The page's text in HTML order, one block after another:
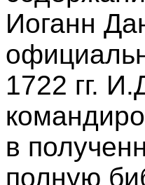
Иоганн
1722 гг.
в
полную